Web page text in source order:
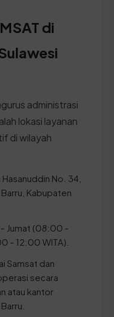
di
administrasi
lokasi layanan
di wilayah
Hasanuddin No. 34,
Kabupaten
- Jumat (08:00 -
- 12:00 WITA).
Samsat dan
secara
atau kantor